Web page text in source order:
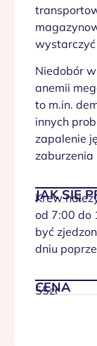
Niedobór
anemii
to m.in.
innych
zapalenie
zaburzenia
JAK SIĘ
Krew
od 7:00 do
być
dniu
CENA
55zł